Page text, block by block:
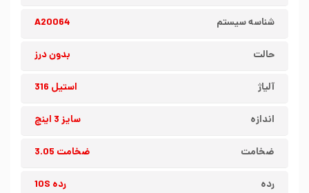
شناسه سیستم A20064
حالت بدون درز
آلیاژ استیل 316
اندازه سایز 3 اینچ
ضخامت ضخامت 3.05
رده رده 10S